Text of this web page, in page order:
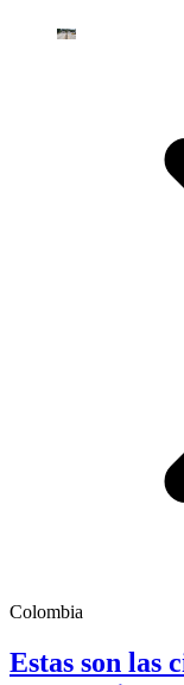
Colombia
Estas son las